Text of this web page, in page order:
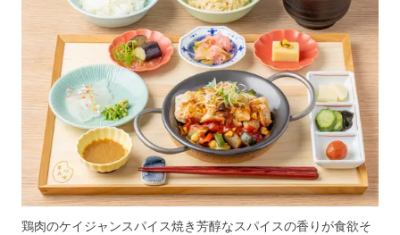
鶏肉のケイジャンスパイス焼き芳醇なスパイスの香りが食欲そ